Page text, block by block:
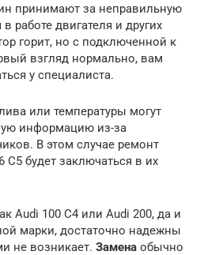
принимают за неправильную
работе двигателя и других
горит, но с подключенной к
взгляд нормально, вам
у специалиста.
или температуры могут
информацию из-за
В этом случае ремонт
будет заключаться в их
Audi 100 С4 или Audi 200, да и
марки, достаточно надежны
не возникает. Замена обычно